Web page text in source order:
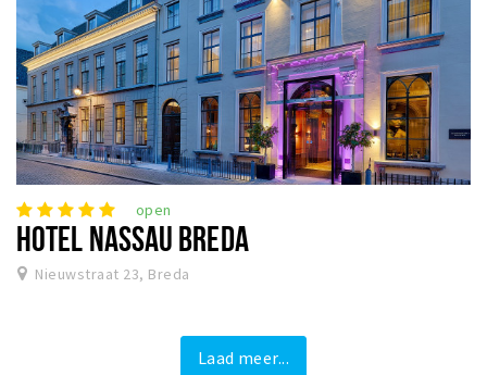
open
HOTEL NASSAU BREDA
Nieuwstraat 23, Breda
Laad meer...